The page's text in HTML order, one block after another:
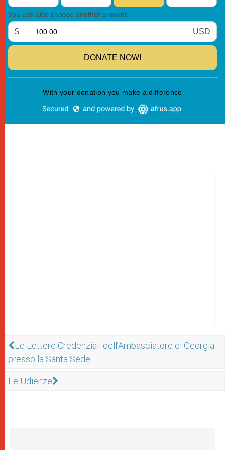
Le Lettere Credenziali dell’Ambasciatore di Georgia
presso la Santa Sede
Le Udienze